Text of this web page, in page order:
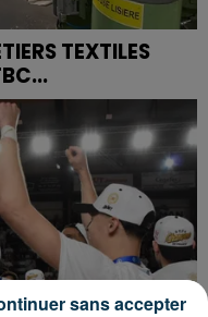
TEXTILES
sans accepter